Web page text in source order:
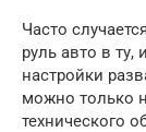
Часто
руль авто в
настройки
можно только
технического